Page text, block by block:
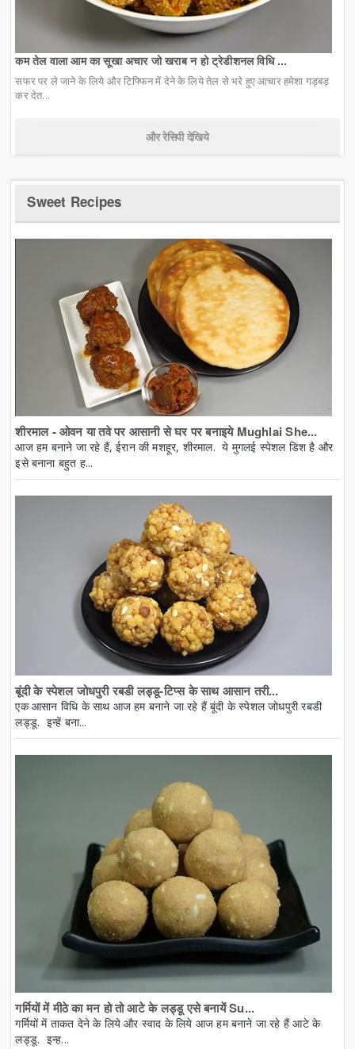
कम तेल वाला आम का सूखा अचार जो खराब न हो ट्रेडीशनल विधि ...
सफर पर ले जाने के लिये और टिफ्फिन में देने के लिये तेल से भरे हुए आचार हमेशा गड़बड़
कर देत...
और रेसिपी देखिये
Sweet Recipes
शीरमाल - ओवन या तवे पर आसानी से घर पर बनाइये Mughlai She...
आज हम बनाने जा रहे हैं, ईरान की मशहूर, शीरमाल. ये मुगलई स्पेशल डिश है और
इसे बनाना बहुत ह...
बूंदी के स्पेशल जोधपुरी रबडी लड्डू-टिप्स के साथ आसान तरी...
एक आसान विधि के साथ आज हम बनाने जा रहे हैं बूंदी के स्पेशल जोधपुरी रबडी
लड्डू. इन्हें बना...
गर्मियों में मीठे का मन हो तो आटे के लड्डू एसे बनायें Su...
गर्मियों में ताकत देने के लिये और स्वाद के लिये आज हम बनाने जा रहे हैं आटे के
लड्डू. इन्ह...